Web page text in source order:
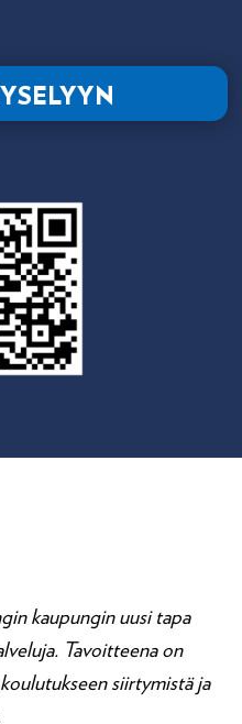
kaupungin uusi tapa
Tavoitteena on
siirtymistä ja